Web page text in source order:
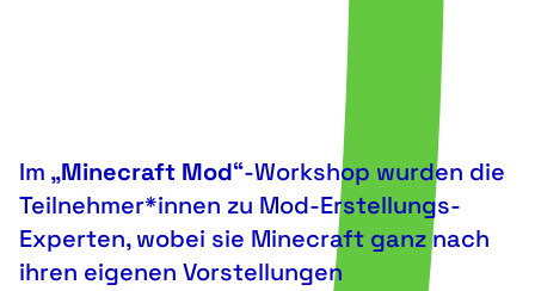
Im „Minecraft Mod“-Workshop wurden die
Teilnehmer*innen zu Mod-Erstellungs-
Experten, wobei sie Minecraft ganz nach
ihren eigenen Vorstellungen